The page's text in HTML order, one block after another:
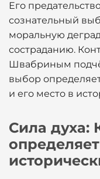
Его
сознательный
моральную
состраданию.
Швабриным
выбор
и его место в
Сила духа: